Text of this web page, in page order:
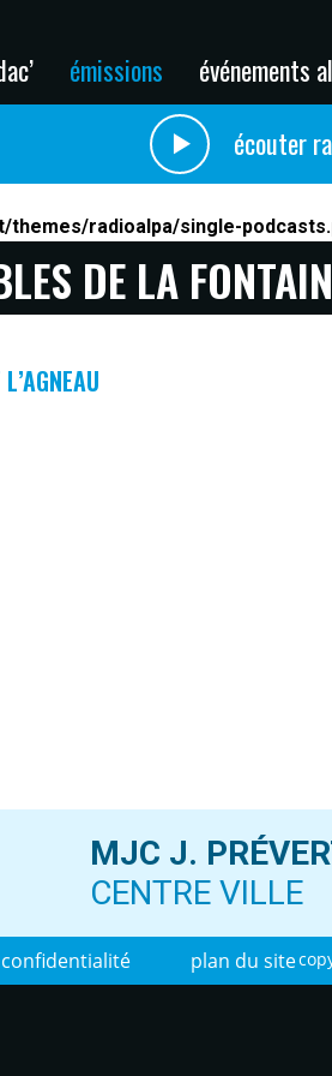
émissions événements
écouter
radioalpa/single-
DE LA
MJC J.
CENTRE VILLE
plan du site